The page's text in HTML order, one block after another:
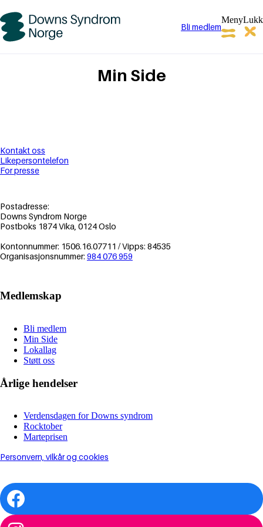
Downs
Bli medlem
MenyLukk
Min Side
Kontakt oss
Likepersontelefon
For presse
Postadresse:
Downs Syndrom Norge
Postboks 1874 Vika, 0124 Oslo
Kontonnummer: 1506.16.07711 / Vipps: 84535
Organisasjonsnummer: 984 076 959
Medlemskap
Bli medlem
Min Side
Lokallag
Støtt oss
Årlige hendelser
Verdensdagen for Downs syndrom
Rocktober
Marteprisen
Personvern, vilkår og cookies
Facebook